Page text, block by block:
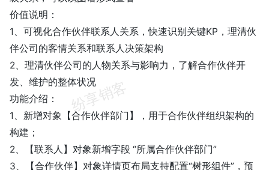
价值说明：
1、可视化合作伙伴联系人关系，快速识别关键KP，理清伙
伴公司的客情关系和联系人决策架构
2、理清伙伴公司的人物关系与影响力，了解合作伙伴开
发、维护的整体状况
功能介绍：
1、新增对象【合作伙伴部门】，用于合作伙伴组织架构的
构建；
2、【联系人】对象新增字段 “所属合作伙伴部门”
3、【合作伙伴】对象详情页布局支持配置“树形组件”，预